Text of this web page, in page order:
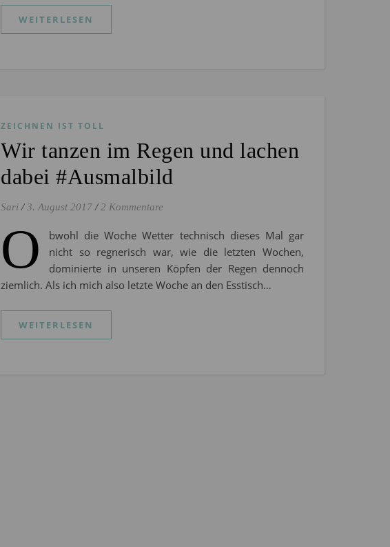
WEITERLESEN
ZEICHNEN IST TOLL
Wir tanzen im Regen und lachen
dabei #Ausmalbild
Sari / 3. August 2017 / 2 Kommentare
O
bwohl die Woche Wetter technisch dieses Mal gar
nicht so regnerisch war, wie die letzten Wochen,
dominierte in unseren Köpfen der Regen dennoch
ziemlich. Als ich mich also letzte Woche an den Esstisch…
WEITERLESEN